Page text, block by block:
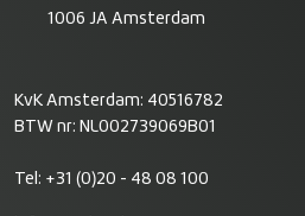
1006 JA Amsterdam
KvK Amsterdam: 40516782
BTW nr: NL002739069B01
Tel: +31 (0)20 - 48 08 100